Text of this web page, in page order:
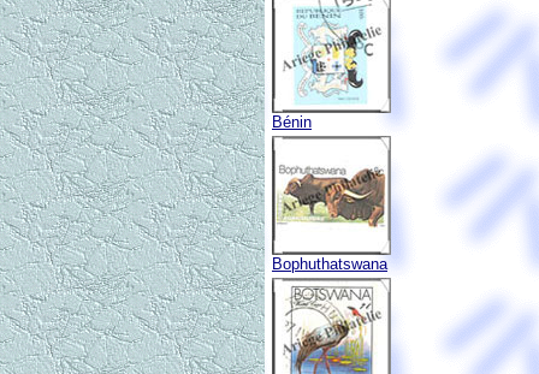
Bénin
Bophuthatswana